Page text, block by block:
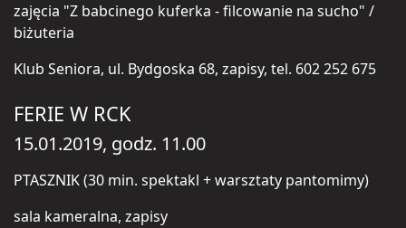
zajęcia "Z babcinego kuferka - filcowanie na sucho" /
biżuteria
Klub Seniora, ul. Bydgoska 68, zapisy, tel. 602 252 675
FERIE W RCK
15.01.2019, godz. 11.00
PTASZNIK (30 min. spektakl + warsztaty pantomimy)
sala kameralna, zapisy